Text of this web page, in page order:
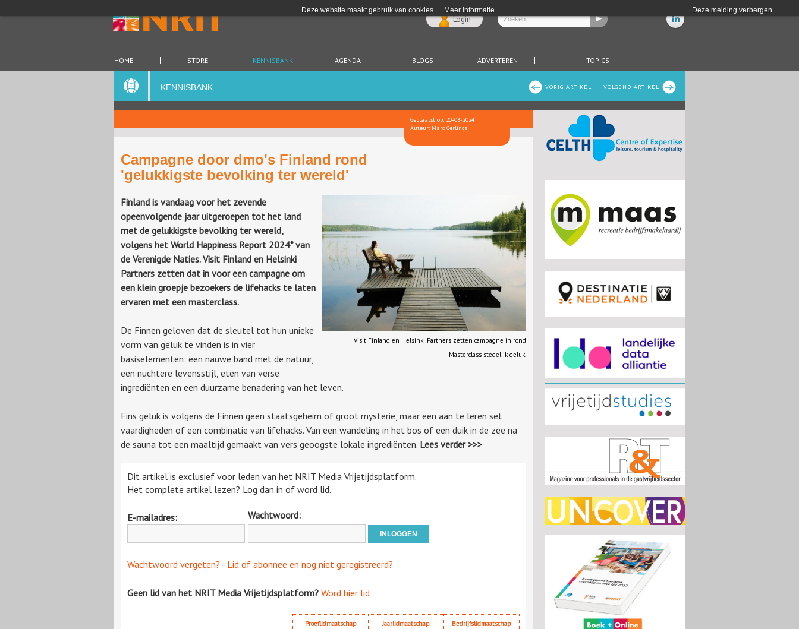
Deze website maakt gebruik van cookies. Meer informatie Deze melding verbergen
Login
HOME STORE KENNISBANK AGENDA BLOGS ADVERTEREN TOPICS
VOLGEND ARTIKEL
VORIG ARTIKEL
KENNISBANK
Geplaatst op: 20-03-2024
Auteur: Marc Gerlings
Campagne door dmo's Finland rond
'gelukkigste bevolking ter wereld'
Visit Finland en Helsinki Partners zetten campagne in rond
Masterclass stedelijk geluk.
Finland is vandaag voor het zevende
opeenvolgende jaar uitgeroepen tot het land
met de gelukkigste bevolking ter wereld,
volgens het World Happiness Report 2024* van
de Verenigde Naties. Visit Finland en Helsinki
Partners zetten dat in voor een campagne om
een klein groepje bezoekers de lifehacks te laten
ervaren met een masterclass.
De Finnen geloven dat de sleutel tot hun unieke
vorm van geluk te vinden is in vier
basiselementen: een nauwe band met de natuur,
een nuchtere levensstijl, eten van verse
ingrediënten en een duurzame benadering van het leven.
Fins geluk is volgens de Finnen geen staatsgeheim of groot mysterie, maar een aan te leren set
vaardigheden of een combinatie van lifehacks. Van een wandeling in het bos of een duik in de zee na
de sauna tot een maaltijd gemaakt van vers geoogste lokale ingrediënten. Lees verder >>>
Dit artikel is exclusief voor leden van het NRIT Media Vrijetijdsplatform.
Het complete artikel lezen? Log dan in of word lid.
E-mailadres: Wachtwoord:
Wachtwoord vergeten? - Lid of abonnee en nog niet geregistreerd?
Geen lid van het NRIT Media Vrijetijdsplatform? Word hier lid
Proeflidmaatschap
Jaarlidmaatschap
Bedrijfslidmaatschap